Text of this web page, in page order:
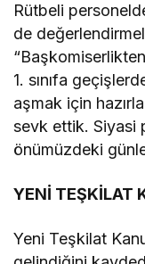
Rütbeli
de
1. sınıfa
aşmak için
sevk ettik. Siyasi
önümüzdeki
YENİ TEŞKİLAT
Yeni Teşkilat